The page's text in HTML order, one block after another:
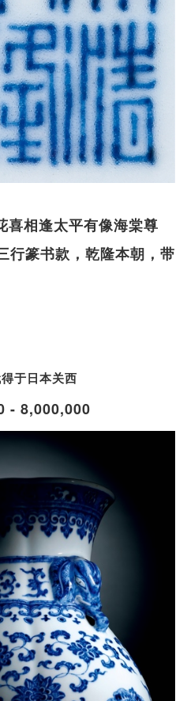
相逢太平有像海棠尊
行篆书款，乾隆本朝，带
于日本关西
- 8,000,000